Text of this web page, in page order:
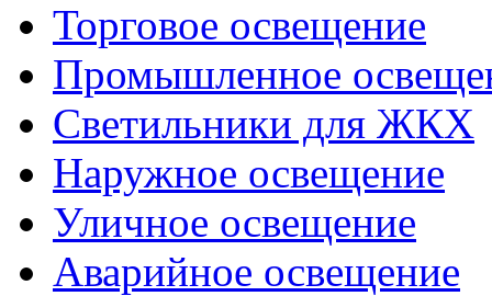
Торговое освещение
Промышленное
Светильники для ЖКХ
Наружное освещение
Уличное освещение
Аварийное освещение